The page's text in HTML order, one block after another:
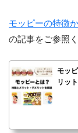
モッピーの特徴
の記事をご参照く
モッ
リッ